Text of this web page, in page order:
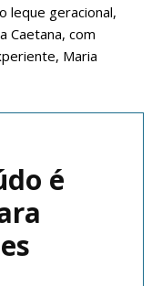
leque geracional,
Caetana, com
Maria
é